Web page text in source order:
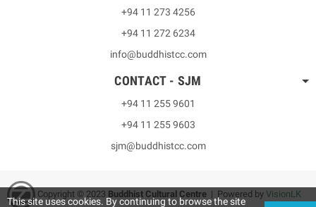
+94 11 273 4256
+94 11 272 6234
info@buddhistcc.com
CONTACT - SJM
+94 11 255 9601
+94 11 255 9603
sjm@buddhistcc.com
Copyright © 2023 Buddhist Cultural Centre | Powered by VisionLK
This site uses cookies. By continuing to browse the site